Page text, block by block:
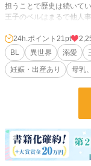
担うことで歴史は続いてい
王子のベルはまるで他人
たのは他でもない彼だっ
いく己の身体に恐怖する
国の陰謀。遠い昔より襲
二人の恋の行方は。ま
※ムーンライトノベルス
25,181 位
BL 6,285 位 /
お気に入り 105
24h.ポイント 21pt
BL
異世界 溺愛
妊娠・出産あり
母乳